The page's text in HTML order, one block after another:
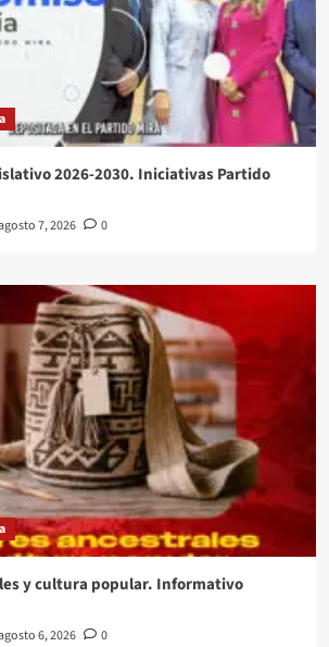
2026-2030. Iniciativas Partido
7, 2026 0
y cultura popular. Informativo
6, 2026 0